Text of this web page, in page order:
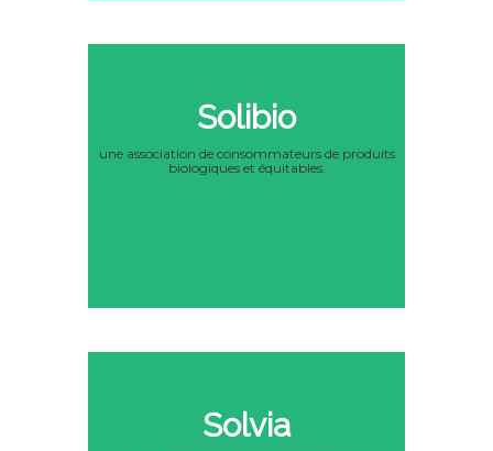
Solibio
une association de consommateurs de produits
biologiques et équitables.
Solvia